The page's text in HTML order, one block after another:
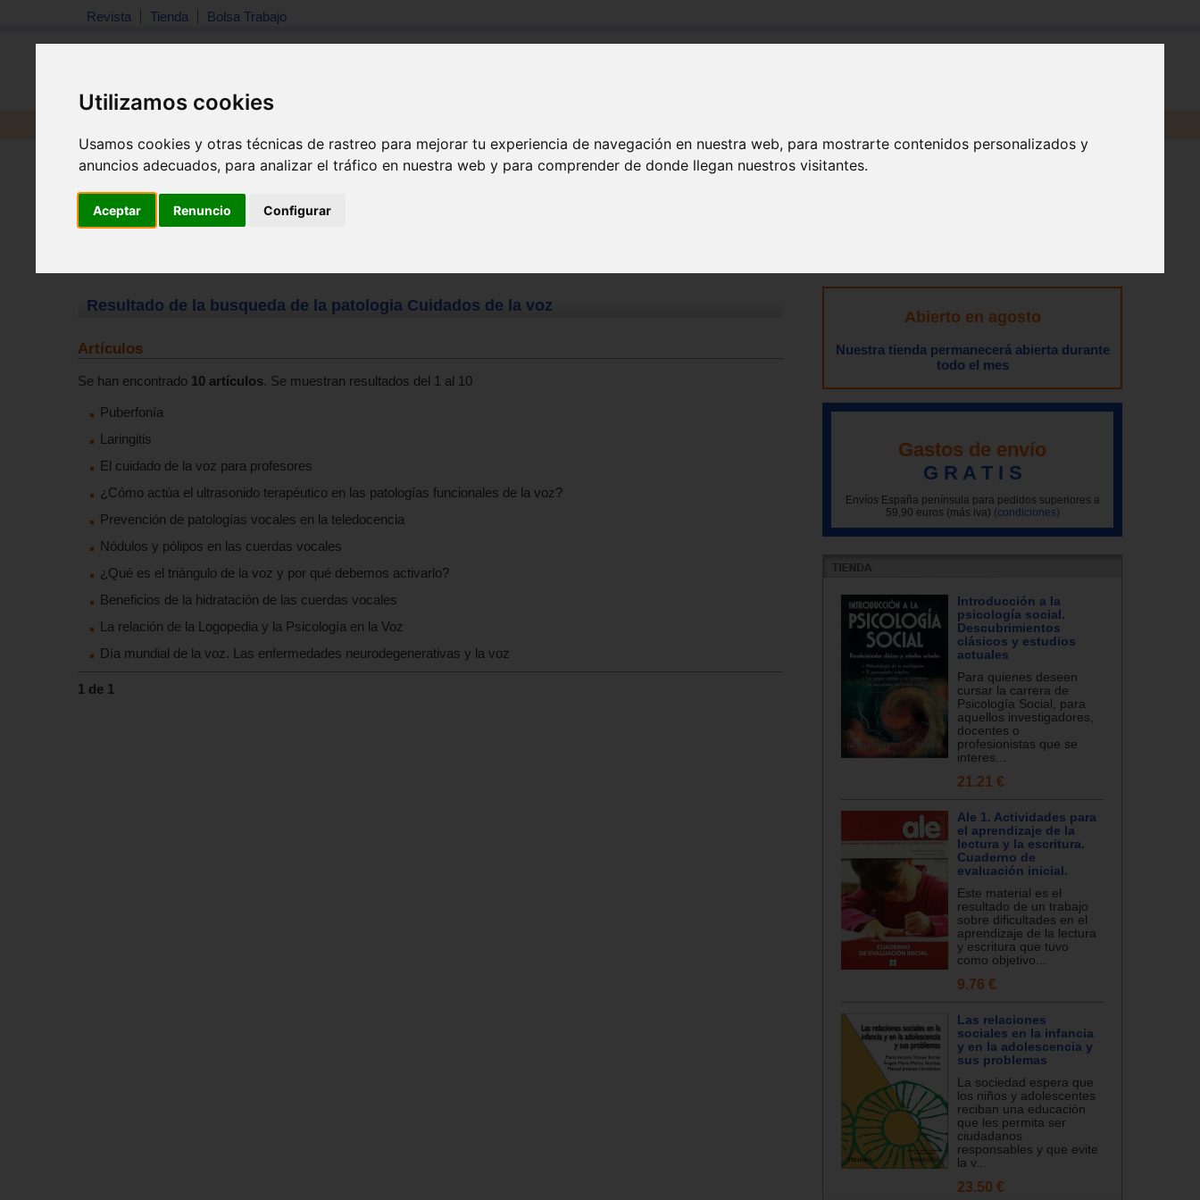
Utilizamos cookies
Usamos cookies y otras técnicas de rastreo para mejorar tu experiencia de navegación en nuestra web, para mostrarte contenidos personalizados y
anuncios adecuados, para analizar el tráfico en nuestra web y para comprender de donde llegan nuestros visitantes.
Aceptar Renuncio Configurar
Revista Tienda Bolsa Trabajo
Resultado de la busqueda de la patologia Cuidados de la voz
Artículos
Se han encontrado 10 artículos. Se muestran resultados del 1 al 10
Puberfonía
Laringitis
El cuidado de la voz para profesores
¿Cómo actúa el ultrasonido terapéutico en las patologías funcionales de la voz?
Prevención de patologías vocales en la teledocencia
Nódulos y pólipos en las cuerdas vocales
¿Qué es el triángulo de la voz y por qué debemos activarlo?
Beneficios de la hidratación de las cuerdas vocales
La relación de la Logopedia y la Psicología en la Voz
Día mundial de la voz. Las enfermedades neurodegenerativas y la voz
1 de 1
Abierto en agosto
Nuestra tienda permanecerá abierta durante
todo el mes
Gastos de envío
G R A T I S
Envíos España península para pedidos superiores a
59,90 euros (más iva) (condiciones)
Introducción a la
psicología social.
Descubrimientos
clásicos y estudios
actuales
Para quienes deseen
cursar la carrera de
Psicología Social, para
aquellos investigadores,
docentes o
profesionistas que se
interes...
21.21 €
Ale 1. Actividades para
el aprendizaje de la
lectura y la escritura.
Cuaderno de
evaluación inicial.
Este material es el
resultado de un trabajo
sobre dificultades en el
aprendizaje de la lectura
y escritura que tuvo
como objetivo...
9.76 €
Las relaciones
sociales en la infancia
y en la adolescencia y
sus problemas
La sociedad espera que
los niños y adolescentes
reciban una educación
que les permita ser
ciudadanos
responsables y que evite
la v...
23.50 €